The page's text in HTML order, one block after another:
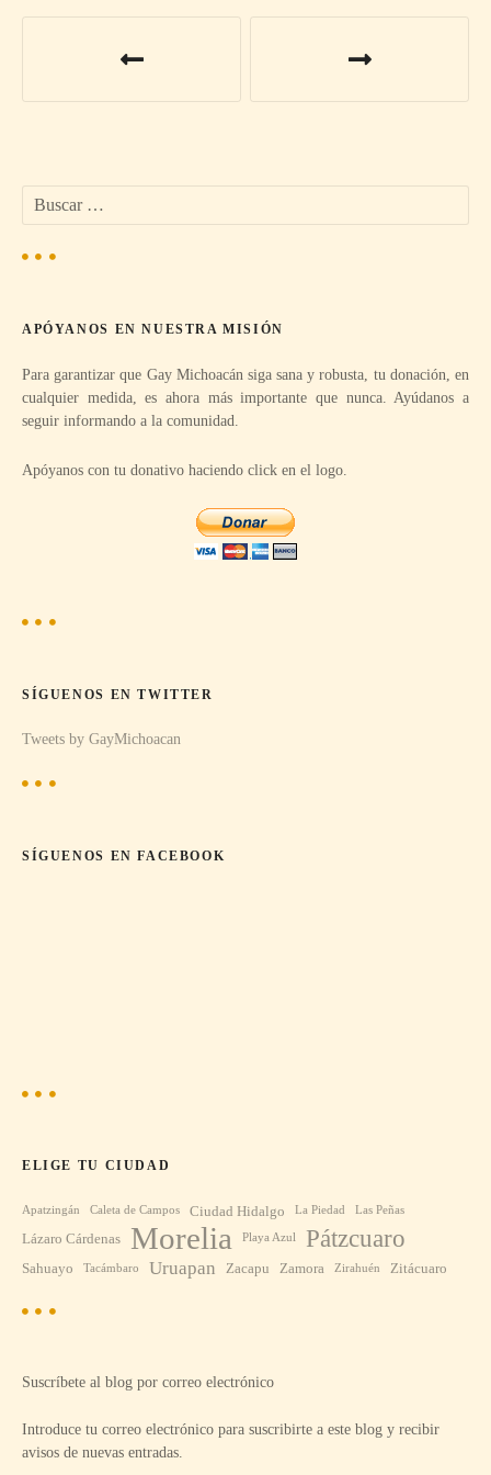
g
a
i
ó
n
d
n
r
a
d
a
c
:APÓYANOS EN NUESTRA MISIÓN
Para garantizar que Gay Michoacán siga sana y robusta, tu donación, en
cualquier medida, es ahora más importante que nunca. Ayúdanos a
seguir informando a la comunidad.
Apóyanos con tu donativo haciendo click en el logo.
SÍGUENOS EN TWITTER
Tweets by GayMichoacan
SÍGUENOS EN FACEBOOK
ELIGE TU CIUDAD
Apatzingán Caleta de Campos Ciudad Hidalgo La Piedad Las Peñas
Lázaro Cárdenas Morelia Playa Azul Pátzcuaro
Sahuayo Tacámbaro Uruapan Zacapu Zamora Zirahuén Zitácuaro
Suscríbete al blog por correo electrónico
Introduce tu correo electrónico para suscribirte a este blog y recibir
avisos de nuevas entradas.